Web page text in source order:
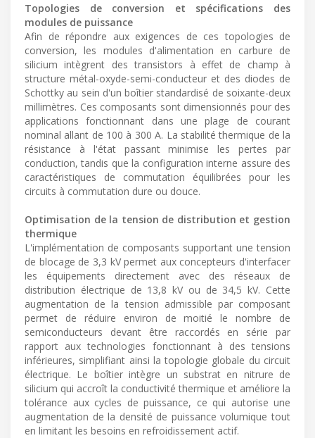
Topologies de conversion et spécifications des
modules de puissance
Afin de répondre aux exigences de ces topologies de
conversion, les modules d'alimentation en carbure de
silicium intègrent des transistors à effet de champ à
structure métal-oxyde-semi-conducteur et des diodes de
Schottky au sein d'un boîtier standardisé de soixante-deux
millimètres. Ces composants sont dimensionnés pour des
applications fonctionnant dans une plage de courant
nominal allant de 100 à 300 A. La stabilité thermique de la
résistance à l'état passant minimise les pertes par
conduction, tandis que la configuration interne assure des
caractéristiques de commutation équilibrées pour les
circuits à commutation dure ou douce.
Optimisation de la tension de distribution et gestion
thermique
L'implémentation de composants supportant une tension
de blocage de 3,3 kV permet aux concepteurs d'interfacer
les équipements directement avec des réseaux de
distribution électrique de 13,8 kV ou de 34,5 kV. Cette
augmentation de la tension admissible par composant
permet de réduire environ de moitié le nombre de
semiconducteurs devant être raccordés en série par
rapport aux technologies fonctionnant à des tensions
inférieures, simplifiant ainsi la topologie globale du circuit
électrique. Le boîtier intègre un substrat en nitrure de
silicium qui accroît la conductivité thermique et améliore la
tolérance aux cycles de puissance, ce qui autorise une
augmentation de la densité de puissance volumique tout
en limitant les besoins en refroidissement actif.